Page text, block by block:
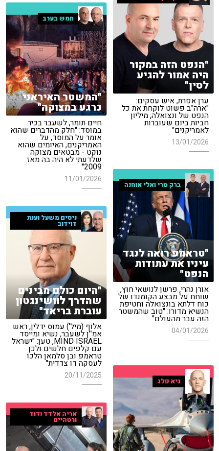
"הנפט הזה במקור
היה אמור להגיע
לסין"
ערן אפרת, איש עסקים:
"ארה"ב פשוט לוקחת את כל
הנפט של ונצואלה, מיליון
חביות ביום שעוברות
לאמריקנים"
13/01/2026
חמש בערב
"המשטר האיראני
כרגע במצוקה"
חיים תומר, לשעבר בכיר
במוסד: "חלק מהדברים שהוא
אומר על המוסד, על
האמריקנים, האיומים שהוא
נוקט - מבטאים מצוקה
שלדעתי לא היה בה מאז
2009"
11/01/2026
ברק סרי ואלי אוחנה
"טראמפ רואה לנגד
עיניו את עתודות
הנפט"
אורן נהרי, פרשן לנושאי חוץ,
שוחח על מבצע הקומנדו של
כוח דלתא בונצואלה וחטיפת
הנשיא מדורו: "טוב שהמשטר
הזה עבר מהעולם"
04/01/2026
ניסים משעל וענת
דוידוב
"היום כולם מבינים
שהדרך לוושינגטון
עוברת בריאד"
אלוף (מיל') עמוס ידלין, ראש
אמ''ן לשעבר, נשיא ומייסד
MIND ISRAEL, טען: "ישראל
עם קלפים חלשים ולכן
טראמפ ובן סלמאן הלכו
לעסקה דו צדדית"
20/11/2025
גיא פלג
אריה אלדד ודוד
ורטהיים